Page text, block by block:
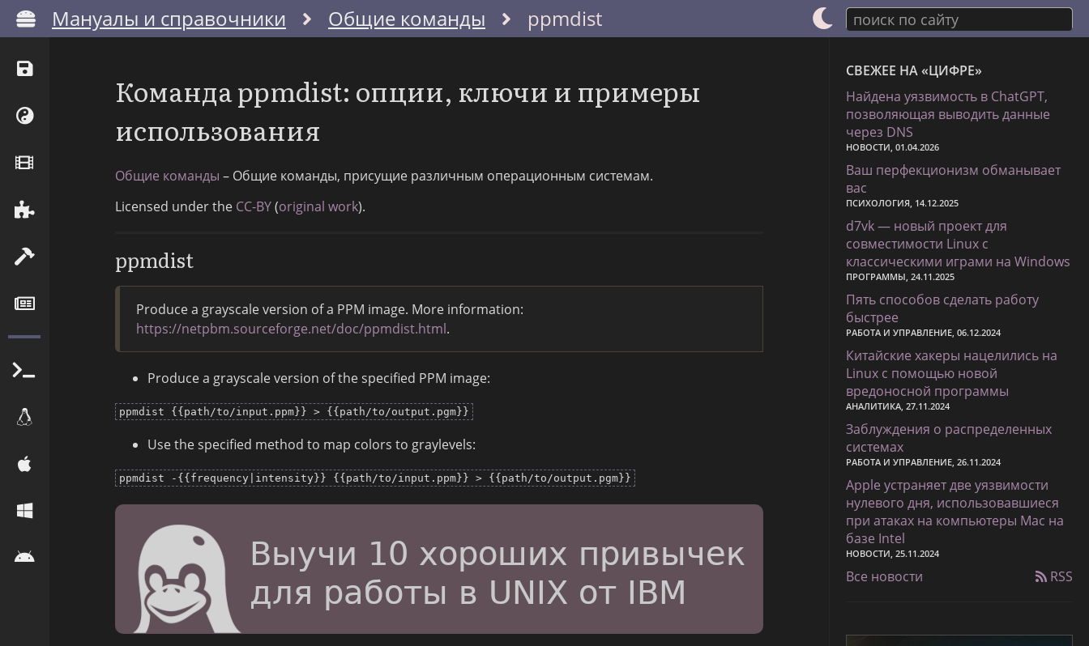
Мануалы и справочники Общие команды ppmdist поиск по сайту
Команда ppmdist: опции, ключи и примеры
использования
Общие команды – Общие команды, присущие различным операционным системам.
Licensed under the CC-BY(original work).
ppmdist
Produce a grayscale version of a PPM image. More information:
https://netpbm.sourceforge.net/doc/ppmdist.html.
Produce a grayscale version of the specified PPM image:
ppmdist {{path/to/input.ppm}} > {{path/to/output.pgm}}
Use the specified method to map colors to graylevels:
ppmdist -{{frequency|intensity}} {{path/to/input.ppm}} > {{path/to/output.pgm}}
СВЕЖЕЕ НА «ЦИФРЕ»
Найдена уязвимость в ChatGPT,
позволяющая выводить данные
через DNS
НОВОСТИ, 01.04.2026
Ваш перфекционизм обманывает
вас
ПСИХОЛОГИЯ, 14.12.2025
d7vk — новый проект для
совместимости Linux с
классическими играми на Windows
ПРОГРАММЫ, 24.11.2025
Пять способов сделать работу
быстрее
РАБОТА И УПРАВЛЕНИЕ, 06.12.2024
Китайские хакеры нацелились на
Linux с помощью новой
вредоносной программы
АНАЛИТИКА, 27.11.2024
Заблуждения о распределенных
системах
РАБОТА И УПРАВЛЕНИЕ, 26.11.2024
Apple устраняет две уязвимости
нулевого дня, использовавшиеся
при атаках на компьютеры Mac на
базе Intel
НОВОСТИ, 25.11.2024
Все новости RSS